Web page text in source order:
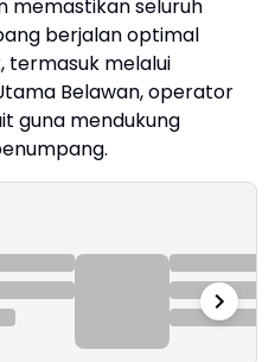
memastikan seluruh
berjalan optimal
termasuk melalui
Belawan, operator
guna mendukung